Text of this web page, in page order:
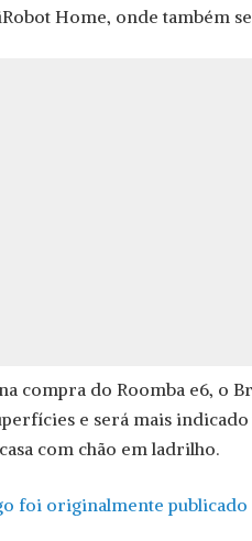
Home, onde também
compra do Roomba e6, o
e será mais indicado
com chão em ladrilho.
foi originalmente publicado